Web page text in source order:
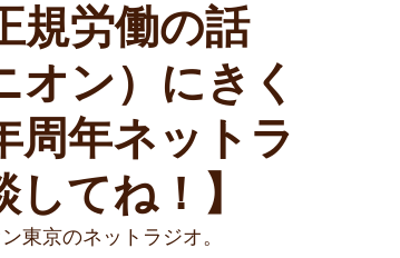
規労働の話
オン）にきく
周年ネットラ
てね！】
東京のネットラジオ。